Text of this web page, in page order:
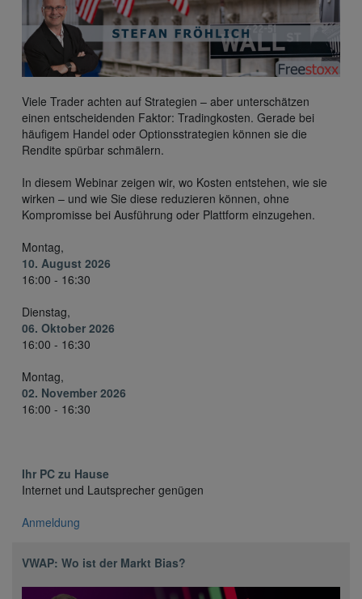
Viele Trader achten auf Strategien – aber unterschätzen
einen entscheidenden Faktor: Tradingkosten. Gerade bei
häufigem Handel oder Optionsstrategien können sie die
Rendite spürbar schmälern.
In diesem Webinar zeigen wir, wo Kosten entstehen, wie sie
wirken – und wie Sie diese reduzieren können, ohne
Kompromisse bei Ausführung oder Plattform einzugehen.
Montag,
10. August 2026
16:00 - 16:30
Dienstag,
06. Oktober 2026
16:00 - 16:30
Montag,
02. November 2026
16:00 - 16:30
Ihr PC zu Hause
Internet und Lautsprecher genügen
Anmeldung
VWAP: Wo ist der Markt Bias?